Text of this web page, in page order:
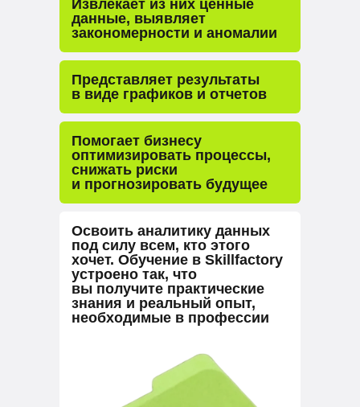
Извлекает из них ценные
данные, выявляет
закономерности и аномалии
Помогает бизнесу
оптимизировать процессы,
снижать риски
и прогнозировать будущее
Представляет результаты
в виде графиков и отчетов
Освоить аналитику данных
под силу всем, кто этого
хочет. Обучение в Skillfactory
устроено так, что
вы получите практические
знания и реальный опыт,
необходимые в профессии